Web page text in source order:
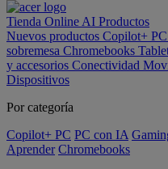
Tienda Online AI Productos
Nuevos productos Copilot+ PC
sobremesa Chromebooks
y accesorios Conectividad
Dispositivos
Por categoría
Copilot+ PC PC con IA
Aprender Chromebooks